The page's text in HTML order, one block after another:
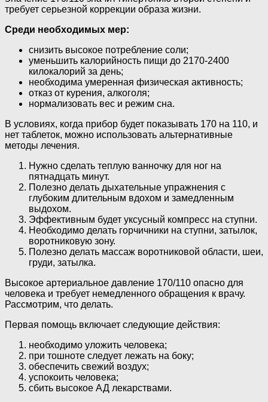
требует серьезной коррекции образа жизни.
Среди необходимых мер:
снизить высокое потребление соли;
уменьшить калорийность пищи до 2170-2400
килокалорий за день;
необходима умеренная физическая активность;
отказ от курения, алкоголя;
нормализовать вес и режим сна.
В условиях, когда прибор будет показывать 170 на 110, и
нет таблеток, можно использовать альтернативные
методы лечения.
Нужно сделать теплую ванночку для ног на
пятнадцать минут.
Полезно делать дыхательные упражнения с
глубоким длительным вдохом и замедленным
выдохом.
Эффективным будет уксусный компресс на ступни.
Необходимо делать горчичники на ступни, затылок,
воротниковую зону.
Полезно делать массаж воротниковой области, шеи,
груди, затылка.
Высокое артериальное давление 170/110 опасно для
человека и требует немедленного обращения к врачу.
Рассмотрим, что делать.
Первая помощь включает следующие действия:
необходимо уложить человека;
при тошноте следует лежать на боку;
обеспечить свежий воздух;
успокоить человека;
сбить высокое АД лекарствами.